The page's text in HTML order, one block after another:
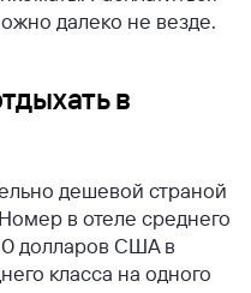
далеко не везде.
в
дешевой страной
в отеле среднего
долларов США в
класса на одного